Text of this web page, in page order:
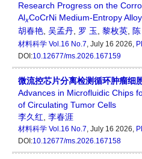
Research Progress on the
AlxCoCrNi Medium-Entropy
胡春艳 吴孟丹 罗 玉 黎枚英
材料科学 Vol.16 No.7, July 16 2026,
DOI:10.12677/ms.2026.167159
微流控芯片分离检测循环肿瘤细
Advances in Microfluidic Chips
of Circulating Tumor Cells
李久红 李春涯
材料科学 Vol.16 No.7, July 16 2026,
DOI:10.12677/ms.2026.167158